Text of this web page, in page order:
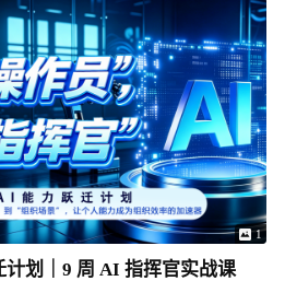
1
划｜9 周 AI 指挥官实战课